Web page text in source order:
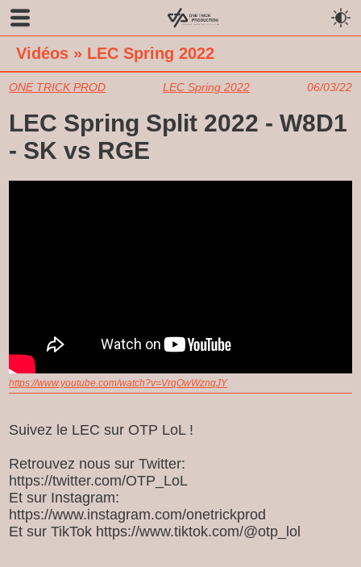
Vidéos » LEC Spring 2022
ONE TRICK PROD LEC Spring 2022 06/03/22
LEC Spring Split 2022 - W8D1
- SK vs RGE
https://www.youtube.com/watch?v=VrqOwWznqJY
Suivez le LEC sur OTP LoL !
Retrouvez nous sur Twitter:
https://twitter.com/OTP_LoL
Et sur Instagram:
https://www.instagram.com/onetrickprod
Et sur TikTok https://www.tiktok.com/@otp_lol